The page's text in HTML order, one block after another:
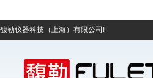
馥勒仪器科技（上海）有限公司!